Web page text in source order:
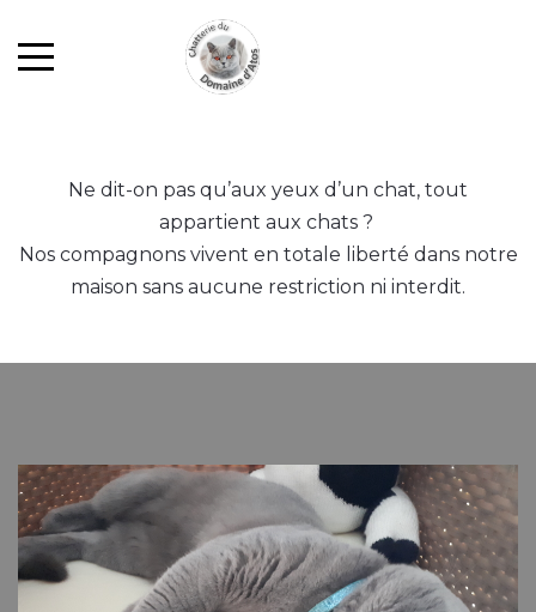
Ne dit-on pas qu’aux yeux d’un chat, tout
appartient aux chats ?
Nos compagnons vivent en totale liberté dans notre
maison sans aucune restriction ni interdit.